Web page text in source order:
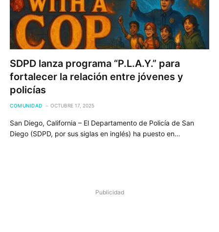
SDPD lanza programa “P.L.A.Y.” para
fortalecer la relación entre jóvenes y
policías
COMUNIDAD OCTUBRE 17, 2025
San Diego, California – El Departamento de Policía de San
Diego (SDPD, por sus siglas en inglés) ha puesto en…
Publicidad